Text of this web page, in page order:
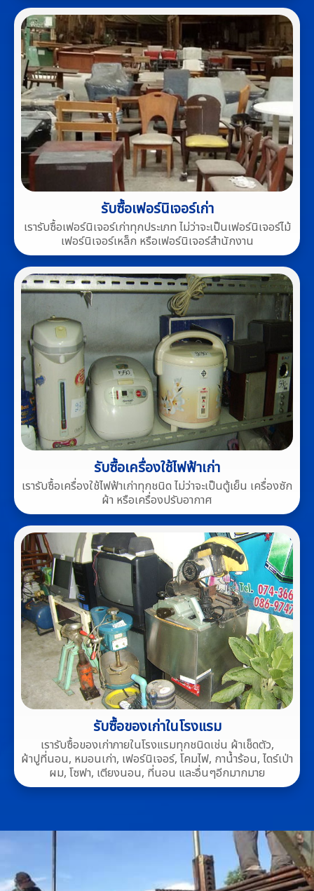
รับซื้อเฟอร์นิเจอร์เก่า
เรารับซื้อเฟอร์นิเจอร์เก่าทุกประเภท ไม่ว่าจะเป็นเฟอร์นิเจอร์ไม้
เฟอร์นิเจอร์เหล็ก หรือเฟอร์นิเจอร์สำนักงาน
รับซื้อเครื่องใช้ไฟฟ้าเก่า
เรารับซื้อเครื่องใช้ไฟฟ้าเก่าทุกชนิด ไม่ว่าจะเป็นตู้เย็น เครื่องซัก
ผ้า หรือเครื่องปรับอากาศ
รับซื้อของเก่าในโรงแรม
เรารับซื้อของเก่าภายในโรงแรมทุกชนิดเช่น ผ้าเช็ดตัว,
ผ้าปูที่นอน, หมอนเก่า, เฟอร์นิเจอร์, โคมไฟ, กาน้ำร้อน, ไดร์เป่า
ผม, โซฟา, เตียงนอน, ที่นอน และอื่นๆอีกมากมาย